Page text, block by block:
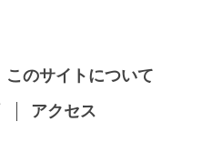
このサイトについて
アクセス